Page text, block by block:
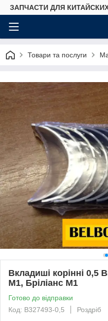
ЗАПЧАСТИ ДЛЯ
Товари та послуги
Вкладиші корінні 0,5
М1, Бріліанс М1
Готово до відправки
Код: B327493-0,5
Роздріб